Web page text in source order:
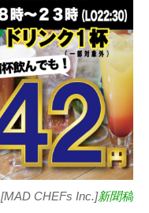
[MAD CHEFs Inc.]新聞稿